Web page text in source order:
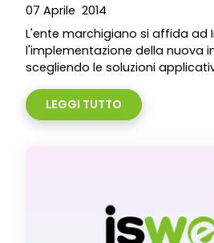
07 Aprile 2014
L'ente marchigiano si affida ad
l'implementazione della nuova
scegliendo le soluzioni
LEGGI TUTTO